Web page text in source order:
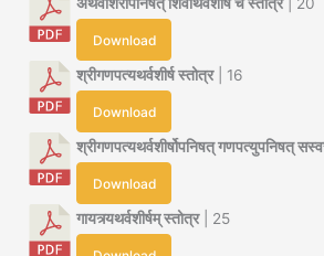
Download
श्रीगणपत्यथर्वशीर्ष स्तोत्र| 16
Download
श्रीगणपत्यथर्वशीर्षोपनिषत् गणपत्युपनिषत्
Download
गायत्र्यथर्वशीर्षम् स्तोत्र| 25